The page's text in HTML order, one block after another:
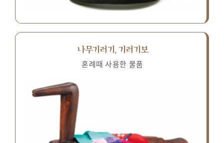
나무기러기, 기러기보
혼례때 사용한 물품